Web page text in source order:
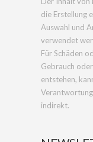
die Erstellung
Auswahl und
verwendet
Für Schäden
Gebrauch
entstehen,
indirekt.